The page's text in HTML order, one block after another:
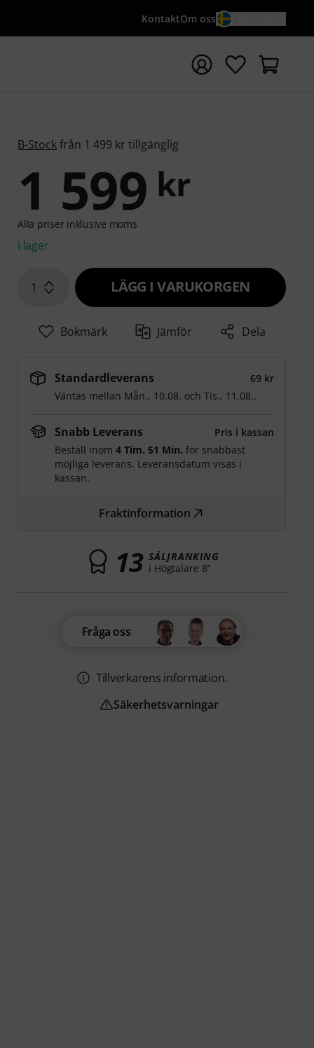
KontaktOm oss
sökningen med söktermen {searchTerm}
B-Stockfrån 1 499 kr tillgänglig
1 599 kr
Alla priser inklusive moms
i lager
1 LÄGG I VARUKORGEN
Bokmärk Jämför Dela
Standardleverans
69 kr
Väntas mellan Mån., 10.08. ochTis., 11.08..
Snabb Leverans
Pris i kassan
Beställ inom4 Tim. 51 Min. för snabbast
möjliga leverans. Leveransdatum visas i
kassan.
Fraktinformation
13 SÄLJRANKING
i Högtalare 8’’
Fråga oss
Tillverkarens information.
Säkerhetsvarningar